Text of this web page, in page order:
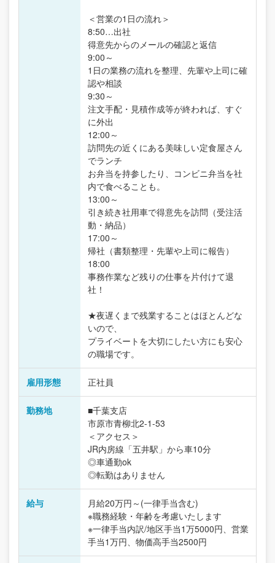
＜営業の1日の流れ＞
8:50…出社
得意先からのメールの確認と返信
9:00～
1日の業務の流れを整理、先輩や上司に確
認や相談
9:30～
注文手配・見積作成等が終われば、すぐ
に外出
12:00～
訪問先の近くにある美味しい定食屋さん
でランチ
お弁当を持参したり、コンビニ弁当を社
内で食べることも。
13:00～
引き続き社用車で得意先を訪問（受注活
動・納品）
17:00～
帰社（書類整理・先輩や上司に報告）
18:00
事務作業など残りの仕事を片付けて退
社！
★夜遅くまで残業することはほとんどな
いので、
プライベートを大切にしたい方にも安心
の職場です。
雇用形態 正社員
勤務地
■千葉支店
市原市青柳北2-1-53
＜アクセス＞
JR内房線「五井駅」から車10分
◎車通勤ok
◎転勤はありません
給与
月給20万円～(一律手当含む)
※職務経験・年齢を考慮いたします
※一律手当内訳/地区手当1万5000円、営業
手当1万円、物価高手当2500円